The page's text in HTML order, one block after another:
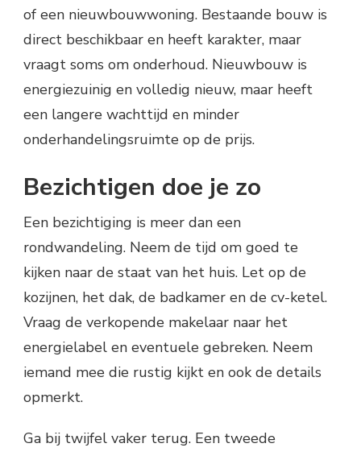
of een nieuwbouwwoning. Bestaande bouw is
direct beschikbaar en heeft karakter, maar
vraagt soms om onderhoud. Nieuwbouw is
energiezuinig en volledig nieuw, maar heeft
een langere wachttijd en minder
onderhandelingsruimte op de prijs.
Bezichtigen doe je zo
Een bezichtiging is meer dan een
rondwandeling. Neem de tijd om goed te
kijken naar de staat van het huis. Let op de
kozijnen, het dak, de badkamer en de cv-ketel.
Vraag de verkopende makelaar naar het
energielabel en eventuele gebreken. Neem
iemand mee die rustig kijkt en ook de details
opmerkt.
Ga bij twijfel vaker terug. Een tweede